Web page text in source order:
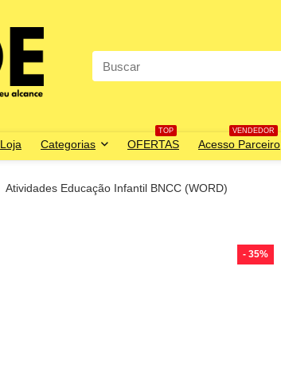
Search
for:
Loja Categorias
TOP
OFERTAS
VENDEDOR
Acesso Parceiro
Atividades Educação Infantil BNCC (WORD)
- 35%